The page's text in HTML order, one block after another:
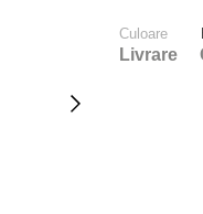
Culoare
Livrare